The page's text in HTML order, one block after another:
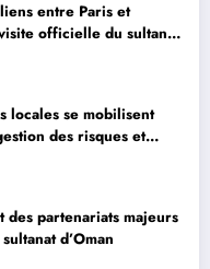
entre Paris et
officielle du sultan
locales se mobilisent
des risques et
des partenariats majeurs
d’Oman